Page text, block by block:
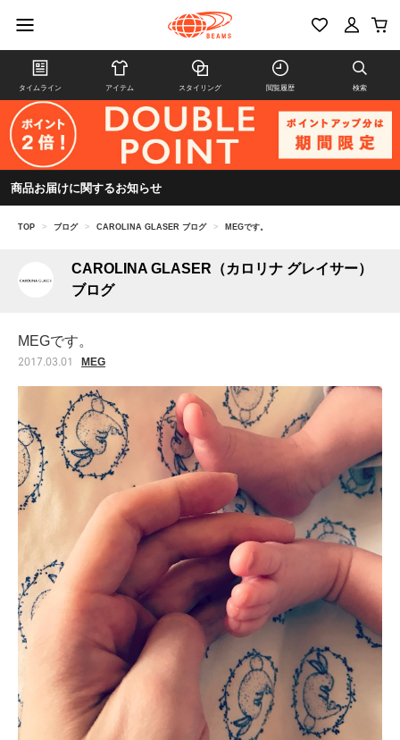
タイムライン アイテム スタイリング 閲覧履歴 検索
商品お届けに関するお知らせ
TOP > ブログ > CAROLINA GLASER ブログ > MEGです。
CAROLINA GLASER（カロリナ グレイサー）
ブログ
MEGです。
2017.03.01 MEG